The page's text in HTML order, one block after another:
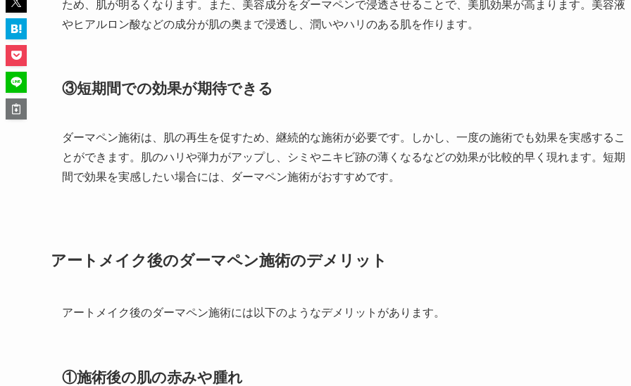
ため、肌が明るくなります。また、美容成分をダーマペンで浸透させることで、美肌効果が高まります。美容液
やヒアルロン酸などの成分が肌の奥まで浸透し、潤いやハリのある肌を作ります。
③短期間での効果が期待できる
ダーマペン施術は、肌の再生を促すため、継続的な施術が必要です。しかし、一度の施術でも効果を実感するこ
とができます。肌のハリや弾力がアップし、シミやニキビ跡の薄くなるなどの効果が比較的早く現れます。短期
間で効果を実感したい場合には、ダーマペン施術がおすすめです。
アートメイク後のダーマペン施術のデメリット
アートメイク後のダーマペン施術には以下のようなデメリットがあります。
①施術後の肌の赤みや腫れ